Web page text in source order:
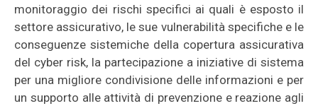
monitoraggio dei rischi specifici ai quali è esposto il
settore assicurativo, le sue vulnerabilità specifiche e le
conseguenze sistemiche della copertura assicurativa
del cyber risk, la partecipazione a iniziative di sistema
per una migliore condivisione delle informazioni e per
un supporto alle attività di prevenzione e reazione agli